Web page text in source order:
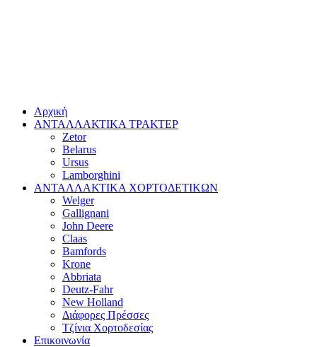
Αρχική
ΑΝΤΑΛΛΑΚΤΙΚΑ ΤΡΑΚΤΕΡ
Zetor
Belarus
Ursus
Lamborghini
ΑΝΤΑΛΛΑΚΤΙΚΑ ΧΟΡΤΟΔΕΤΙΚΩΝ
Welger
Gallignani
John Deere
Claas
Bamfords
Krone
Abbriata
Deutz-Fahr
New Holland
Διάφορες Πρέσσες
Τζίνια Χορτοδεσίας
Επικοινωνία